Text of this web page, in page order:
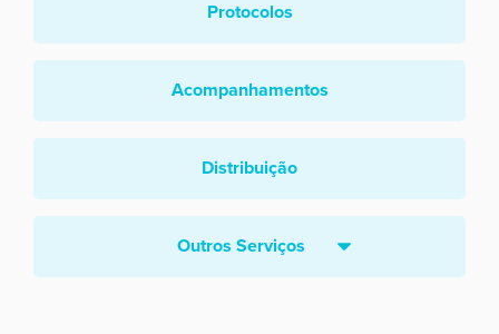
Protocolos
Acompanhamentos
Distribuição
Outros Serviços